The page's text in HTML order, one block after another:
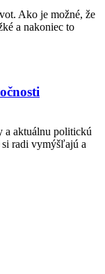
Ako je možné, že
a nakoniec to
a aktuálnu politickú
si radi vymýšľajú a